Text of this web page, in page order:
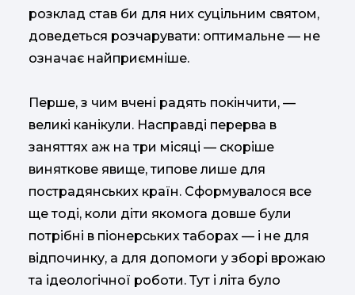
розклад став би для них суцільним святом,
доведеться розчарувати: оптимальне — не
означає найприємніше.
Перше, з чим вчені радять покінчити, —
великі канікули. Насправді перерва в
заняттях аж на три місяці — скоріше
виняткове явище, типове лише для
пострадянських країн. Сформувалося все
ще тоді, коли діти якомога довше були
потрібні в піонерських таборах — і не для
відпочинку, а для допомоги у зборі врожаю
та ідеологічної роботи. Тут і літа було